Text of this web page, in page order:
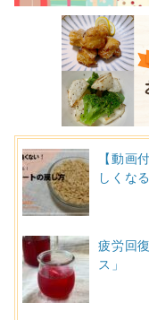
【動画
しくな
疲労回
ス」